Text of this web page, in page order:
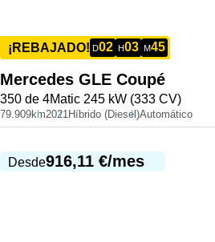
¡REBAJADO! D02 H03 M45
Mercedes GLE Coupé
350 de 4Matic 245 kW (333 CV)
79.909km2021Híbrido (Diesel)Automático
Desde916,11 €/mes